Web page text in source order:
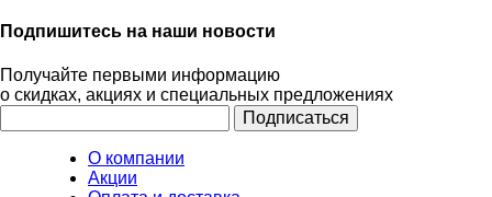
Подпишитесь на наши новости
Получайте первыми информацию
о скидках, акциях и специальных предложениях
О компании
Акции